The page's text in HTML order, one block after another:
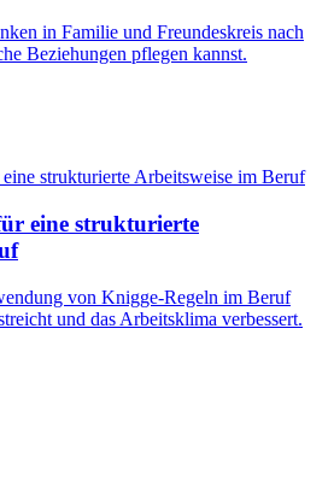
in Familie und Freundeskreis nach
Beziehungen pflegen kannst.
eine strukturierte
von Knigge-Regeln im Beruf
und das Arbeitsklima verbessert.